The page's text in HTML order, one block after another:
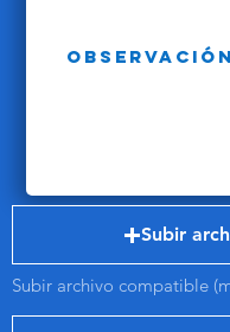
Subir
Subir archivo compatible